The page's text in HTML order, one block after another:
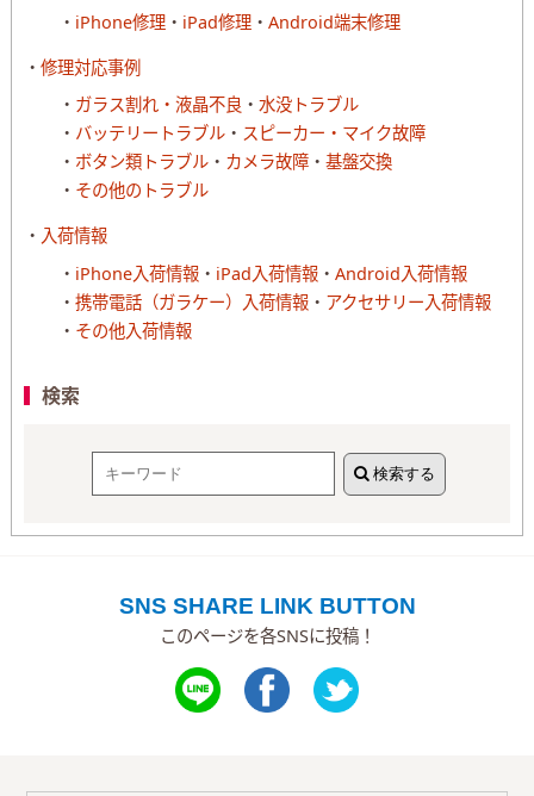
iPhone修理
iPad修理 Android端末修理
修理対応事例
ガラス割れ・液晶不良
水没トラブル
バッテリートラブル
スピーカー・マイク故障
ボタン類トラブル
カメラ故障
基盤交換
その他のトラブル
入荷情報
iPhone入荷情報
iPad入荷情報
Android入荷情報
携帯電話（ガラケー）入荷情報
アクセサリー入荷情報
その他入荷情報
検索
検索する
SNS SHARE LINK BUTTON
このページを各SNSに投稿！